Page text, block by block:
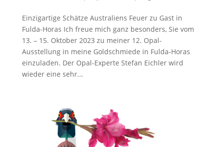
Einzigartige Schätze Australiens Feuer zu Gast in
Fulda-Horas Ich freue mich ganz besonders, Sie vom
13. – 15. Oktober 2023 zu meiner 12. Opal-
Ausstellung in meine Goldschmiede in Fulda-Horas
einzuladen. Der Opal-Experte Stefan Eichler wird
wieder eine sehr...